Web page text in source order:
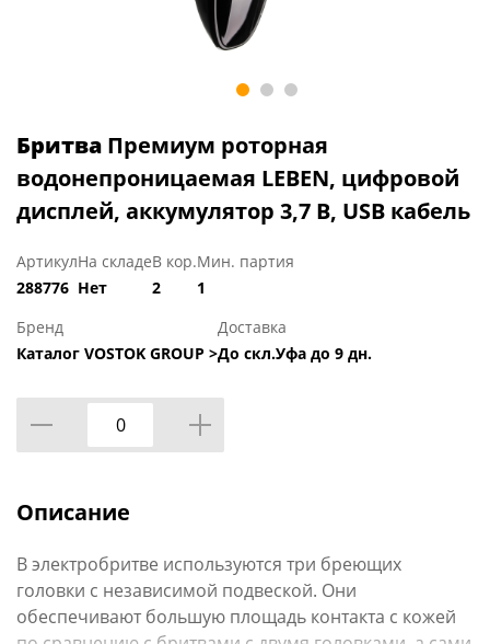
Бритва Премиум роторная
водонепроницаемая LEBEN, цифровой
дисплей, аккумулятор 3,7 В, USB кабель
Артикул
288776
На складе
Нет
В кор.
2
Мин. партия
1
Бренд
Каталог VOSTOK GROUP >
Доставка
До скл.Уфа до 9 дн.
Описание
В электробритве используются три бреющих
головки с независимой подвеской. Они
обеспечивают большую площадь контакта с кожей